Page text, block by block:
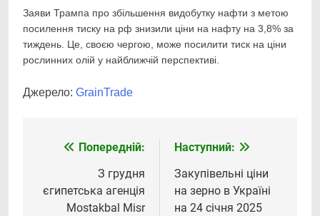
Заяви Трампа про збільшення видобутку нафти з метою
посилення тиску на рф знизили ціни на нафту на 3,8% за
тиждень. Це, своєю чергою, може посилити тиск на ціни
рослинних олій у найближчій перспективі.
Джерело: GrainTrade
НавігаціяПопередній:
З грудня
єгипетська агенція
Mostakbal Misr
Наступний:
Закупівельні ціни
на зерно в Україні
на 24 січня 2025